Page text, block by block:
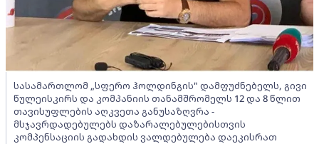
სასამართლომ „სფერო ჰოლდინგის" დამფუძნებელს, გივი
წულეისკირს და კომპანიის თანამშრომელს 12 და 8 წლით
თავისუფლების აღკვეთა განუსაზღვრა -
მსჯავრდადებულებს დაზარალებულებისთვის
კომპენსაციის გადახდის ვალდებულება დაეკისრათ